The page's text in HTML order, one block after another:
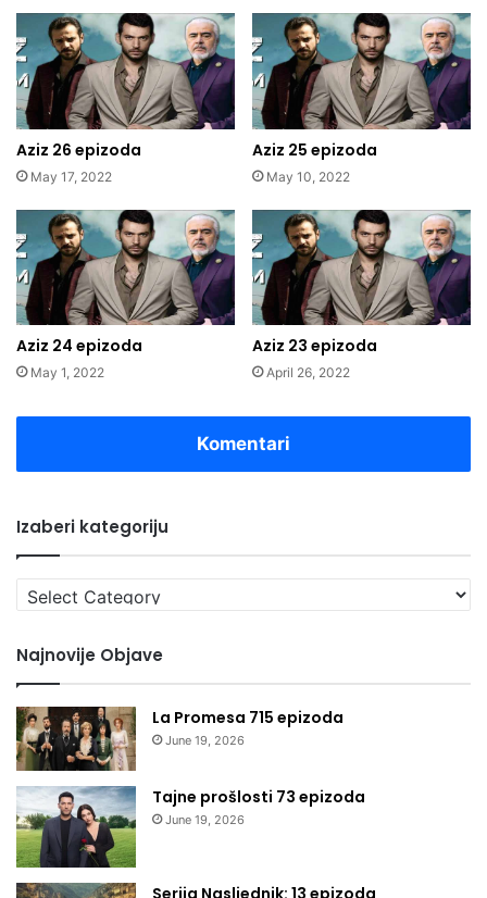
Aziz 26 epizoda
May 17, 2022
Aziz 25 epizoda
May 10, 2022
Aziz 24 epizoda
May 1, 2022
Aziz 23 epizoda
April 26, 2022
Komentari
Izaberi kategoriju
Izaberi
kategoriju
Najnovije Objave
La Promesa 715 epizoda
June 19, 2026
Tajne prošlosti 73 epizoda
June 19, 2026
Serija Nasljednik: 13 epizoda